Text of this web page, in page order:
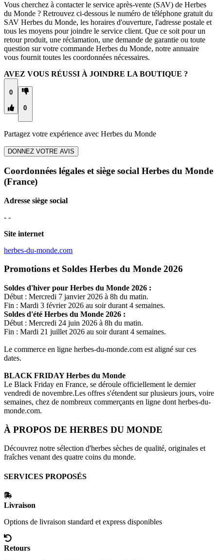
Vous cherchez à contacter le service après-vente (SAV) de Herbes
du Monde ? Retrouvez ci-dessous le numéro de téléphone gratuit du
SAV Herbes du Monde, les horaires d'ouverture, l'adresse postale et
tous les moyens pour joindre le service client. Que ce soit pour un
retour produit, une réclamation, une demande de garantie ou toute
question sur votre commande Herbes du Monde, notre annuaire
vous fournit toutes les coordonnées nécessaires.
AVEZ VOUS RÉUSSI À JOINDRE LA BOUTIQUE ?
0
0
Partagez votre expérience avec Herbes du Monde
DONNEZ VOTRE AVIS
Coordonnées légales et siège social Herbes du Monde
(France)
Adresse siège social
- -
Site internet
herbes-du-monde.com
Promotions et Soldes Herbes du Monde 2026
Soldes d'hiver pour Herbes du Monde 2026 :
Début : Mercredi 7 janvier 2026 à 8h du matin.
Fin : Mardi 3 février 2026 au soir durant 4 semaines.
Soldes d'été Herbes du Monde 2026 :
Début : Mercredi 24 juin 2026 à 8h du matin.
Fin : Mardi 21 juillet 2026 au soir durant 4 semaines.
Le commerce en ligne herbes-du-monde.com est aligné sur ces
dates.
BLACK FRIDAYHerbes du Monde
Le Black Friday en France, se déroule officiellement le dernier
vendredi de novembre.Les offres s'étendent sur plusieurs jours, voire
semaines, chez de nombreux commerçants en ligne dont herbes-du-
monde.com.
À PROPOS DE HERBES DU MONDE
Découvrez notre sélection d'herbes sèches de qualité, originales et
fraîches venant des quatre coins du monde.
SERVICES PROPOSÉS
Livraison
Options de livraison standard et express disponibles
Retours